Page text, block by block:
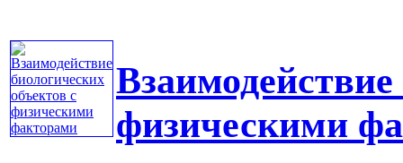
физическими